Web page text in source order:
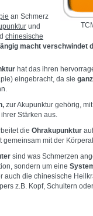
TCM-
an Schmerz
und
chinesische
macht verschwindet
hat das ihren
eingebracht, da sie ganz
zur Akupunktur gehörig,
Stärken aus.
die Ohrakupunktur
gemeinsam mit der
sind was Schmerzen
sondern um eine
auch die chinesische
z.B. Kopf, Schultern